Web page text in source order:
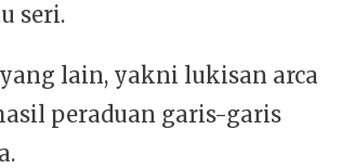
seri.
lain, yakni lukisan arca
peraduan garis-garis